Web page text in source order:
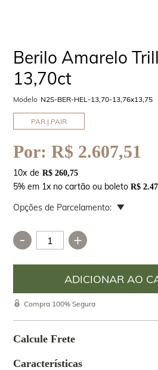
Características
Berilo Amarelo
13,70ct
Modelo N2S-BER-HEL-13,70-13,76x13,75
PAR | PAIR
Por:R$ 2.607,51
10x R$ 260,75
5% em 1x no cartão ou boletoR$
Opções de Parcelamento:
- +
Compra 100% Segura
Calcule Frete